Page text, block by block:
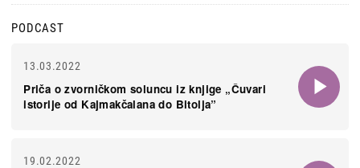
PODCAST
13.03.2022
Priča o zvorničkom soluncu iz knjige „Čuvari
istorije od Kajmakčalana do Bitolja”
19.02.2022